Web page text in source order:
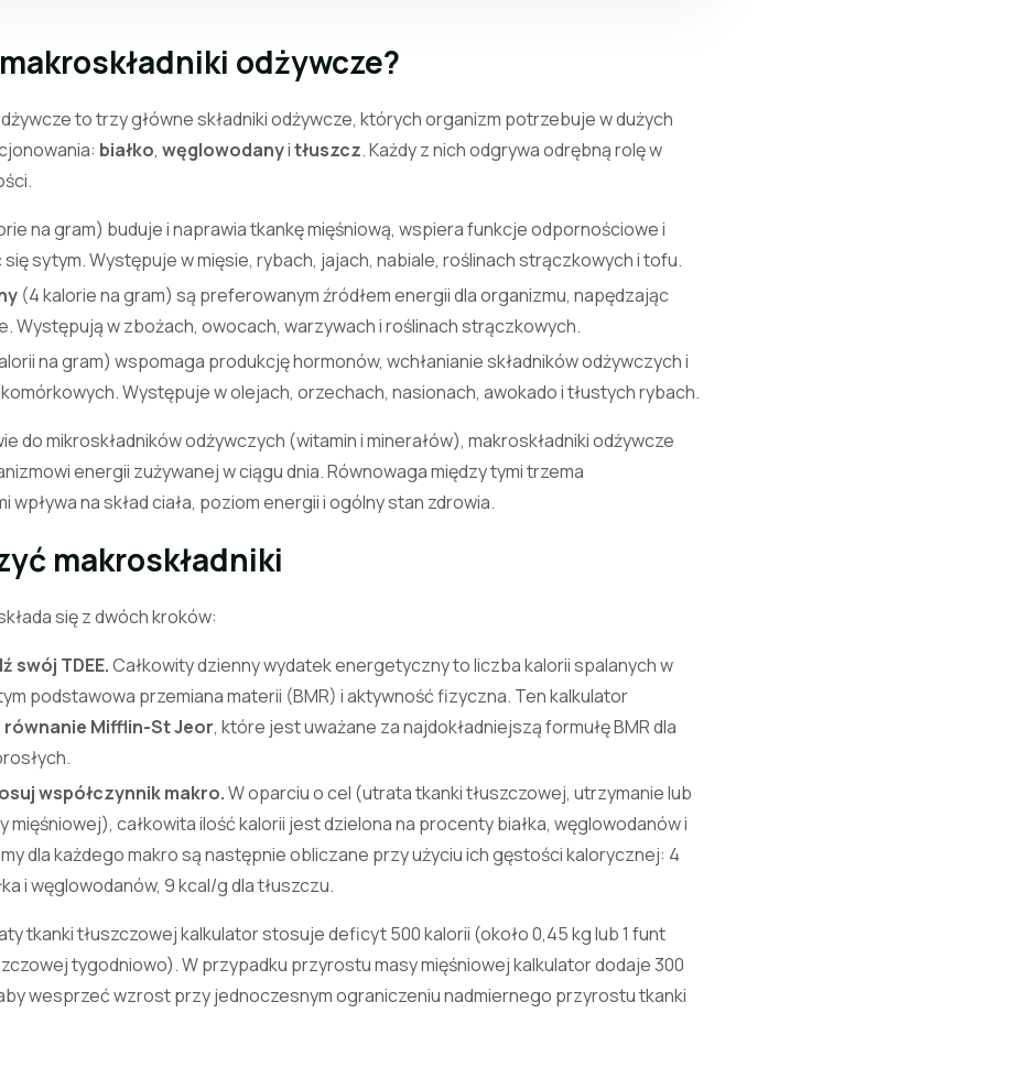
odżywcze?
to trzy główne składniki odżywcze, których organizm potrzebuje w dużych
białko,węglowodanyitłuszcz. Każdy z nich odgrywa odrębną rolę w
na gram) buduje i naprawia tkankę mięśniową, wspiera funkcje odpornościowe i
sytym. Występuje w mięsie, rybach, jajach, nabiale, roślinach strączkowych i tofu.
(4 kalorie na gram) są preferowanym źródłem energii dla organizmu, napędzając
Występują w zbożach, owocach, warzywach i roślinach strączkowych.
na gram) wspomaga produkcję hormonów, wchłanianie składników odżywczych i
Występuje w olejach, orzechach, nasionach, awokado i tłustych rybach.
do mikroskładników odżywczych (witamin i minerałów), makroskładniki odżywcze
energii zużywanej w ciągu dnia. Równowaga między tymi trzema
wpływa na skład ciała, poziom energii i ogólny stan zdrowia.
makroskładniki
się z dwóch kroków:
swój TDEE.Całkowity dzienny wydatek energetyczny to liczba kalorii spalanych w
podstawowa przemiana materii (BMR) i aktywność fizyczna. Ten kalkulator
równanie Mifflin-St Jeor, które jest uważane za najdokładniejszą formułę BMR dla
współczynnik makro.W oparciu o cel (utrata tkanki tłuszczowej, utrzymanie lub
mięśniowej), całkowita ilość kalorii jest dzielona na procenty białka, węglowodanów i
dla każdego makro są następnie obliczane przy użyciu ich gęstości kalorycznej: 4
i węglowodanów, 9 kcal/g dla tłuszczu.
tkanki tłuszczowej kalkulator stosuje deficyt 500 kalorii (około 0,45 kg lub 1 funt
tygodniowo). W przypadku przyrostu masy mięśniowej kalkulator dodaje 300
wesprzeć wzrost przy jednoczesnym ograniczeniu nadmiernego przyrostu tkanki